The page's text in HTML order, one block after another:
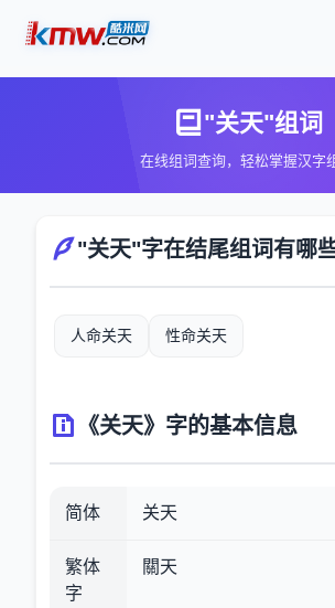
"关天"组词
在线组词查询，轻松掌握汉字
"关天"字在结尾组词有哪
人命关天 性命关天
《关天》字的基本信息
简体 关天
繁体
字
關天